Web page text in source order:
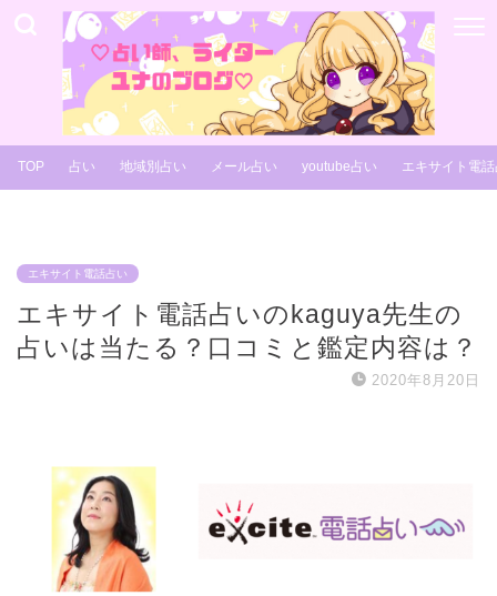
TOP 占い 地域別占い メール占い youtube占い エキサイト電
エキサイト電話占い
エキサイト電話占いのkaguya先生の
占いは当たる？口コミと鑑定内容は？
2020年8月20日